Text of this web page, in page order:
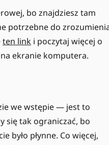
bo znajdziesz tam
potrzebne do
ten link i poczytaj więcej o
ekranie komputera.
we wstępie — jest to
się tak ograniczać, bo
było płynne. Co więcej,